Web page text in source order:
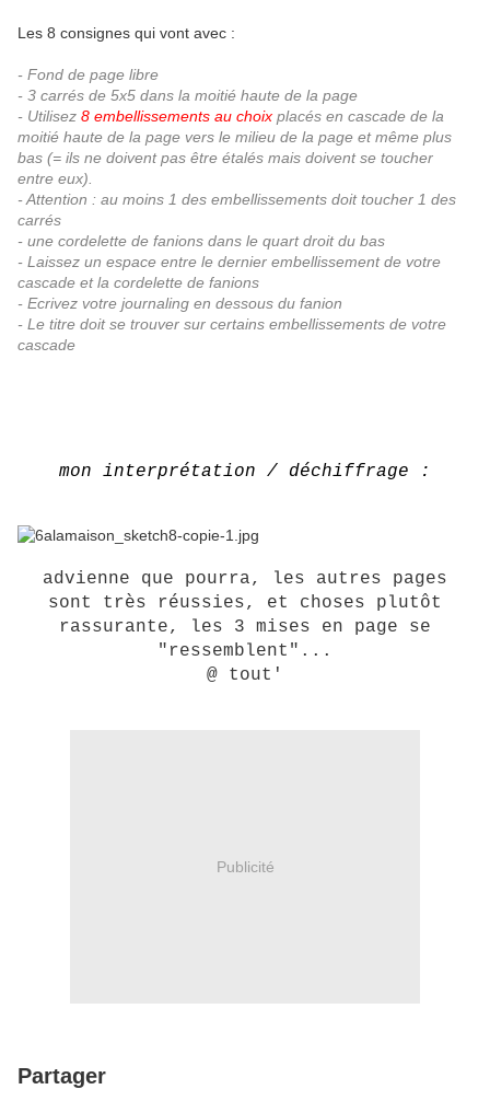
Les 8 consignes qui vont avec :
- Fond de page libre
- 3 carrés de 5x5 dans la moitié haute de la page
- Utilisez 8 embellissements au choix placés en cascade de la
moitié haute de la page vers le milieu de la page et même plus
bas (= ils ne doivent pas être étalés mais doivent se toucher
entre eux).
- Attention : au moins 1 des embellissements doit toucher 1 des
carrés
- une cordelette de fanions dans le quart droit du bas
- Laissez un espace entre le dernier embellissement de votre
cascade et la cordelette de fanions
- Ecrivez votre journaling en dessous du fanion
- Le titre doit se trouver sur certains embellissements de votre
cascade
mon interprétation / déchiffrage :
advienne que pourra, les autres pages
sont très réussies, et choses plutôt
rassurante, les 3 mises en page se
"ressemblent"...
@ tout'
Publicité
Partager